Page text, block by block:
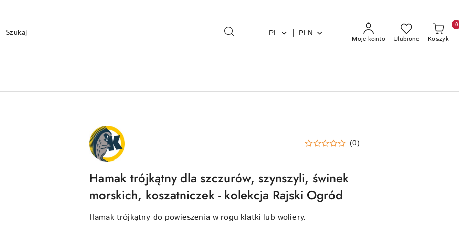
PL | PLN
Moje konto Ulubione Koszyk
0
NAZWA
PRODUCENTA:
KRAINA
TUPTUSIA
(0)
Hamak trójkątny dla szczurów, szynszyli, świnek
morskich, koszatniczek - kolekcja Rajski Ogród
Hamak trójkątny do powieszenia w rogu klatki lub woliery.